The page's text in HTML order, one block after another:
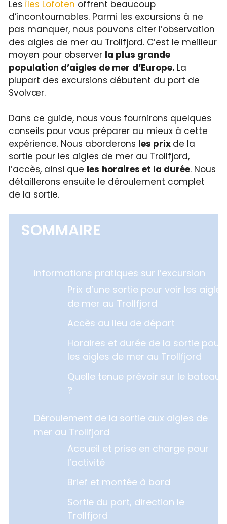
Lesîles Lofoten offrent beaucoup
d’incontournables. Parmi les excursions à ne
pas manquer, nous pouvons citer l’observation
des aigles de mer au Trollfjord. C’est le meilleur
moyen pour observer la plus grande
population d’aigles de mer d’Europe. La
plupart des excursions débutent du port de
Svolvær.
Dans ce guide, nous vous fournirons quelques
conseils pour vous préparer au mieux à cette
expérience. Nous aborderons les prix de la
sortie pour les aigles de mer au Trollfjord,
l’accès, ainsi que les horaires et la durée. Nous
détaillerons ensuite le déroulement complet
de la sortie.
SOMMAIRE
Informations pratiques sur l’excursion
Prix d’une sortie pour voir les aigles
de mer au Trollfjord
Accès au lieu de départ
Horaires et durée de la sortie pour
les aigles de mer au Trollfjord
Quelle tenue prévoir sur le bateau
?
Déroulement de la sortie aux aigles de
mer au Trollfjord
Accueil et prise en charge pour
l’activité
Brief et montée à bord
Sortie du port, direction le
Trollfjord